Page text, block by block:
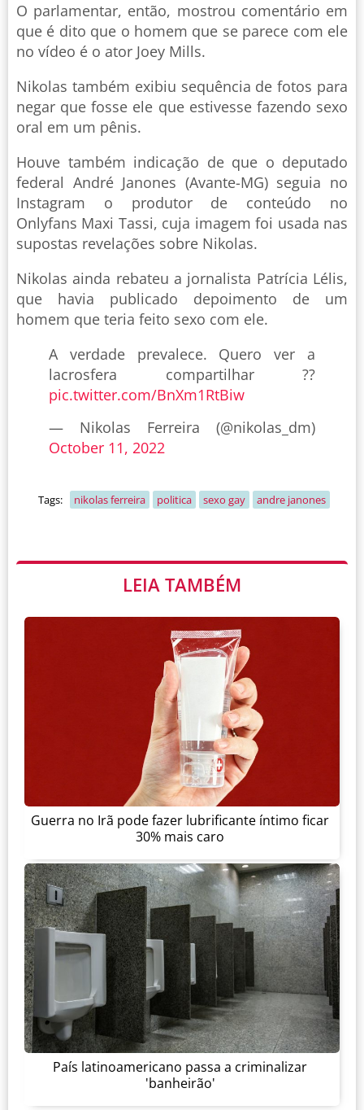
O parlamentar, então, mostrou comentário em
que é dito que o homem que se parece com ele
no vídeo é o ator Joey Mills.
Nikolas também exibiu sequência de fotos para
negar que fosse ele que estivesse fazendo sexo
oral em um pênis.
Houve também indicação de que o deputado
federal André Janones (Avante-MG) seguia no
Instagram o produtor de conteúdo no
Onlyfans Maxi Tassi, cuja imagem foi usada nas
supostas revelações sobre Nikolas.
Nikolas ainda rebateu a jornalista Patrícia Lélis,
que havia publicado depoimento de um
homem que teria feito sexo com ele.
A verdade prevalece. Quero ver a
lacrosfera compartilhar ??
pic.twitter.com/BnXm1RtBiw
— Nikolas Ferreira (@nikolas_dm)
October 11, 2022
Tags: nikolas ferreira politica sexo gay andre janones
LEIA TAMBÉM
Guerra no Irã pode fazer lubrificante íntimo ficar
30% mais caro
País latinoamericano passa a criminalizar
'banheirão'